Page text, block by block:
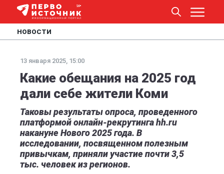
НОВОСТИ
13 января 2025, 15:00
Какие обещания на 2025 год
дали себе жители Коми
Таковы результаты опроса, проведенного
платформой онлайн-рекрутинга hh.ru
накануне Нового 2025 года. В
исследовании, посвященном полезным
привычкам, приняли участие почти 3,5
тыс. человек из регионов.